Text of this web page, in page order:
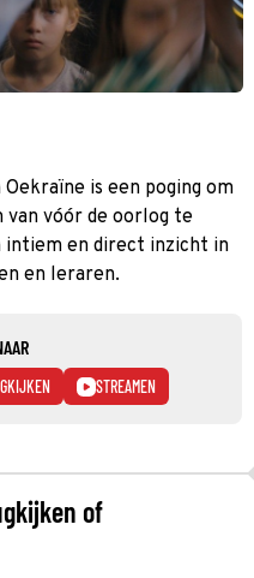
is een poging om
van vóór de oorlog te
intiem en direct inzicht in
en leraren.
STREAMEN
of